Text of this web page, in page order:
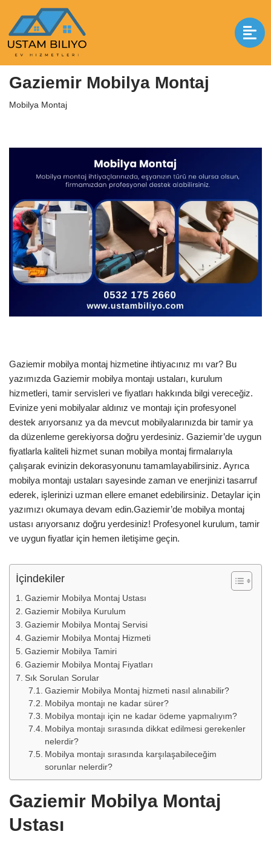
İçeriğe
geç
Anasayfa|Mobilya Montaj
Gaziemir Mobilya Montaj
Mobilya Montaj
Gaziemir mobilya montaj hizmetine ihtiyacınız mı var? Bu
yazımızda Gaziemir mobilya montajı ustaları, kurulum
hizmetleri, tamir servisleri ve fiyatları hakkında bilgi vereceğiz.
Evinize yeni mobilyalar aldınız ve montajı için profesyonel
destek arıyorsanız ya da mevcut mobilyalarınızda bir tamir ya
da düzenleme gerekiyorsa doğru yerdesiniz. Gaziemir’de uygun
fiyatlarla kaliteli hizmet sunan mobilya montaj firmalarıyla
çalışarak evinizin dekorasyonunu tamamlayabilirsiniz. Ayrıca
mobilya montajı ustaları sayesinde zaman ve enerjinizi tasarruf
ederek, işlerinizi uzman ellere emanet edebilirsiniz. Detaylar için
yazımızı okumaya devam edin.Gaziemir’de mobilya montaj
ustası arıyorsanız doğru yerdesiniz! Profesyonel kurulum, tamir
ve uygun fiyatlar için hemen iletişime geçin.
İçindekiler
Gaziemir Mobilya Montaj Ustası
Gaziemir Mobilya Kurulum
Gaziemir Mobilya Montaj Servisi
Gaziemir Mobilya Montaj Hizmeti
Gaziemir Mobilya Tamiri
Gaziemir Mobilya Montaj Fiyatları
Sık Sorulan Sorular
Gaziemir Mobilya Montaj hizmeti nasıl alınabilir?
Mobilya montajı ne kadar sürer?
Mobilya montajı için ne kadar ödeme yapmalıyım?
Mobilya montajı sırasında dikkat edilmesi gerekenler
nelerdir?
Mobilya montajı sırasında karşılaşabileceğim
sorunlar nelerdir?
Gaziemir Mobilya Montaj
Ustası